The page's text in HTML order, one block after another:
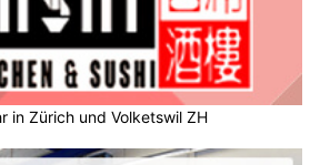
in Zürich und Volketswil ZH